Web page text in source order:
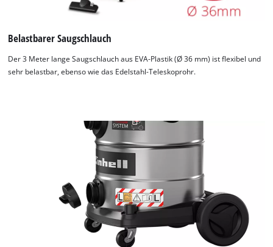
Belastbarer Saugschlauch
Der 3 Meter lange Saugschlauch aus EVA-Plastik (Ø 36 mm) ist flexibel und
sehr belastbar, ebenso wie das Edelstahl-Teleskoprohr.